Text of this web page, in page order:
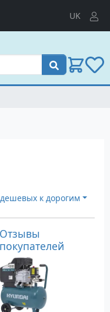
UK
Поиск
к дорогим
Отзывы
покупателей